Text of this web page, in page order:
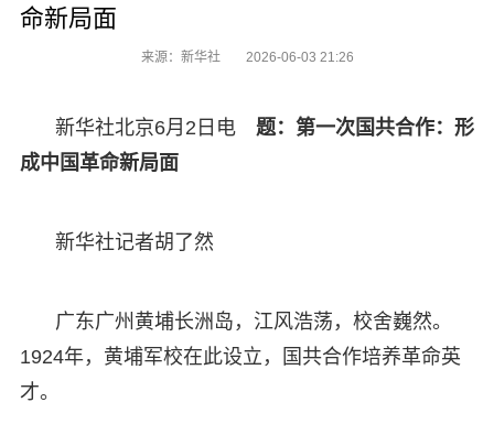
命新局面
来源：新华社 2026-06-03 21:26
新华社北京6月2日电 题：第一次国共合作：形
成中国革命新局面
新华社记者胡了然
广东广州黄埔长洲岛，江风浩荡，校舍巍然。
1924年，黄埔军校在此设立，国共合作培养革命英
才。